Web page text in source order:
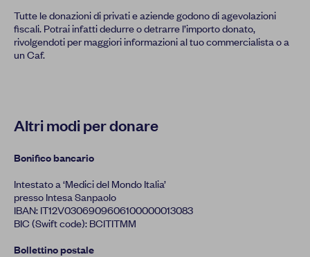
Tutte le donazioni di privati e aziende godono di agevolazioni
fiscali. Potrai infatti dedurre o detrarre l’importo donato,
rivolgendoti per maggiori informazioni al tuo commercialista o a
un Caf.
Altri modi per donare
Bonifico bancario
Intestato a ‘Medici del Mondo Italia’
presso Intesa Sanpaolo
IBAN: IT12V0306909606100000013083
BIC (Swift code): BCITITMM
Bollettino postale